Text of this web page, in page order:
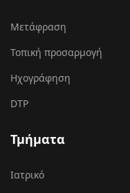
Μετάφραση
Τοπική προσαρμογή
Ηχογράφηση
DTP
Τμήματα
Ιατρικό